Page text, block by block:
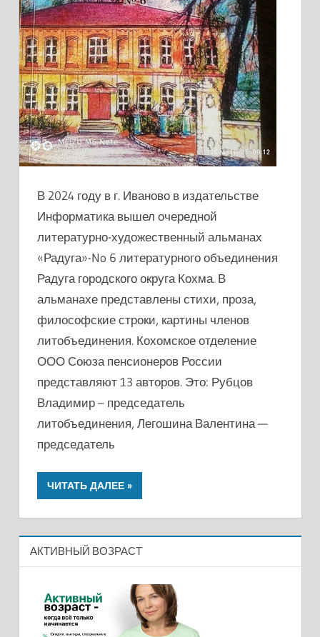
В 2024 году в г. Иваново в издательстве
Информатика вышел очередной
литературно-художественный альманах
«Радуга»-No 6 литературного объединения
Радуга городского округа Кохма. В
альманахе представлены стихи, проза,
философские строки, картины членов
литобъединения. Кохомское отделение
ООО Союза пенсионеров России
представляют 13 авторов. Это: Рубцов
Владимир – председатель
литобъединения, Легошина Валентина —
председатель
ЧИТАТЬ ДАЛЕЕ
АКТИВНЫЙ ВОЗРАСТ